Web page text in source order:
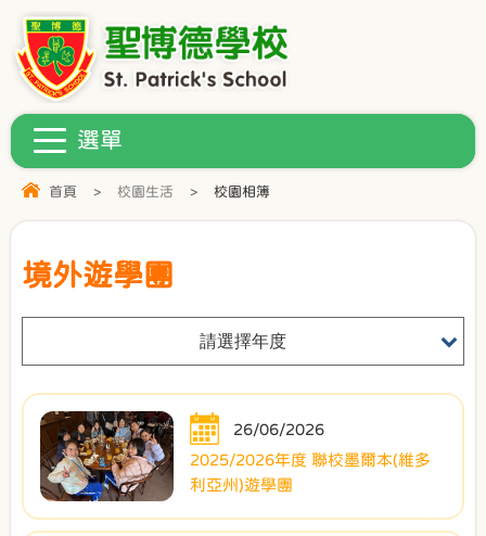
首頁 > 校園生活 > 校園相簿
境外遊學團
請選擇年度
26/06/2026
2025/2026年度 聯校墨爾本(維多
利亞州)遊學團